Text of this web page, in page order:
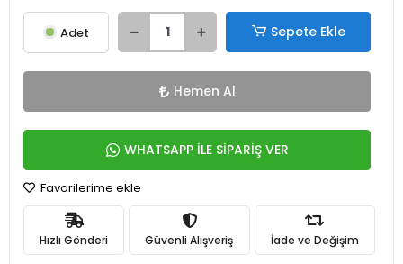
Adet Sepete Ekle
Hemen Al
WHATSAPP İLE SİPARİŞ VER
Favorilerime ekle
Hızlı Gönderi Güvenli Alışveriş İade ve Değişim